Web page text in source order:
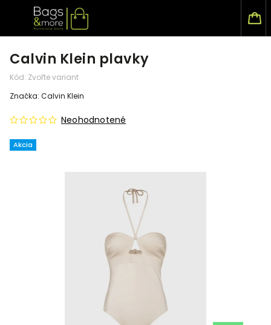
Calvin Klein plavky
Kód: Zvoľte variant
Akcia
Neohodnotené
Značka: Calvin Klein